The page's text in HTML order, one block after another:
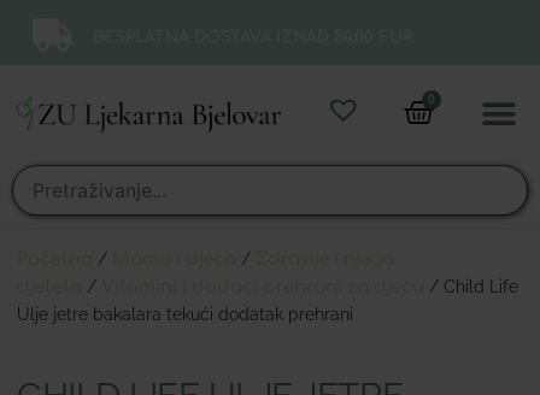
0
/ /
/
/ Child Life
Ulje jetre bakalara tekući dodatak prehrani